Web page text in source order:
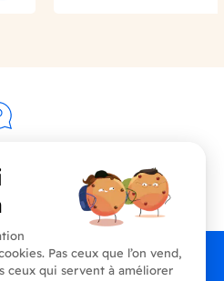
nous
91 20 80